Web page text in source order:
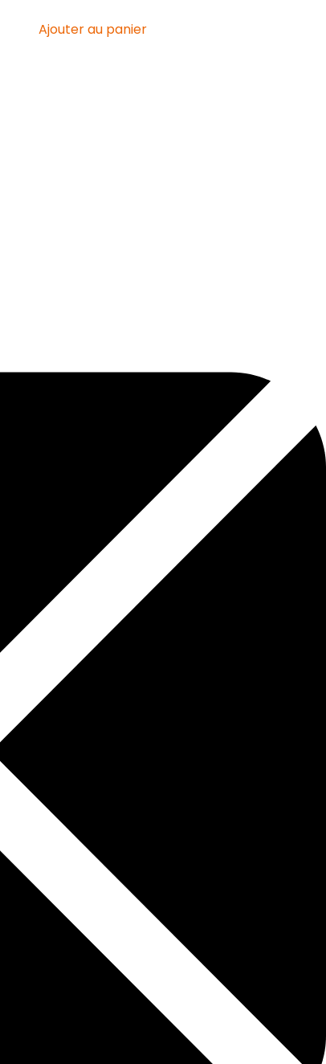
Ajouter au panier